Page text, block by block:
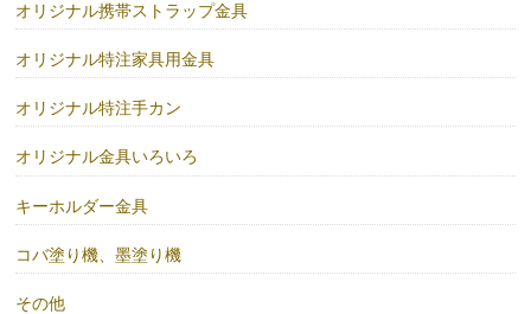
オリジナル携帯ストラップ金具
オリジナル特注家具用金具
オリジナル特注手カン
オリジナル金具いろいろ
キーホルダー金具
コバ塗り機、墨塗り機
その他